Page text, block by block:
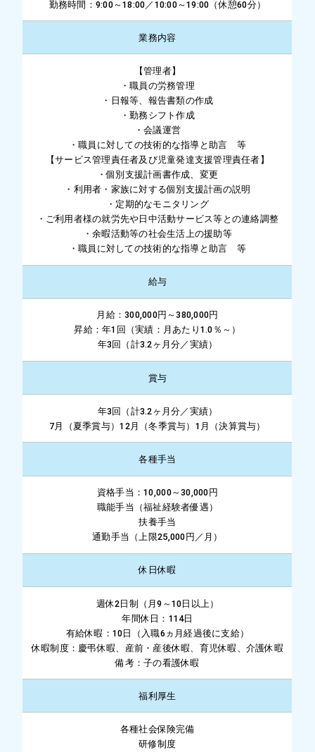
勤務時間：9:00～18:00／10:00～19:00（休憩60分）
業務内容
【管理者】
・職員の労務管理
・日報等、報告書類の作成
・勤務シフト作成
・会議運営
・職員に対しての技術的な指導と助言 等
【サービス管理責任者及び児童発達支援管理責任者】
・個別支援計画書作成、変更
・利用者・家族に対する個別支援計画の説明
・定期的なモニタリング
・ご利用者様の就労先や日中活動サービス等との連絡調整
・余暇活動等の社会生活上の援助等
・職員に対しての技術的な指導と助言 等
給与
月給：300,000円～380,000円
昇給：年1回（実績：月あたり1.0％～）
年3回（計3.2ヶ月分／実績）
賞与
年3回（計3.2ヶ月分／実績）
7月（夏季賞与）12月（冬季賞与）1月（決算賞与）
各種手当
資格手当：10,000～30,000円
職能手当（福祉経験者優遇）
扶養手当
通勤手当（上限25,000円／月）
休日休暇
週休2日制（月9～10日以上）
年間休日：114日
有給休暇：10日（入職6ヵ月経過後に支給）
休暇制度：慶弔休暇、産前・産後休暇、育児休暇、介護休暇
備考：子の看護休暇
福利厚生
各種社会保険完備
研修制度